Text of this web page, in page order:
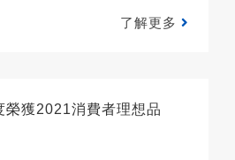
了解更多
榮獲2021消費者理想品